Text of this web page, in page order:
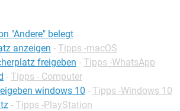
"Andere" belegt
anzeigen - Tipps -macOS
freigeben - Tipps -WhatsApp
- Tipps - Computer
windows 10 - Tipps -Windows 10
- Tipps -PlayStation